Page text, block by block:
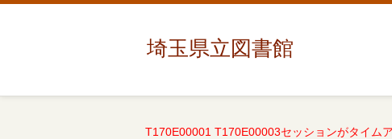
埼玉県立図書館
T170E00001 T170E00003セッションがタイム